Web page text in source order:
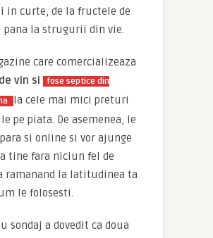
in curte, de la fructele de
pana la strugurii din vie.
care comercializeaza
vin si
fose septice din
la cele mai mici preturi
pe piata. De asemenea, le
si online si vor ajunge
tine fara niciun fel de
ramanand la latitudinea ta
le folosesti.
sondaj a dovedit ca doua